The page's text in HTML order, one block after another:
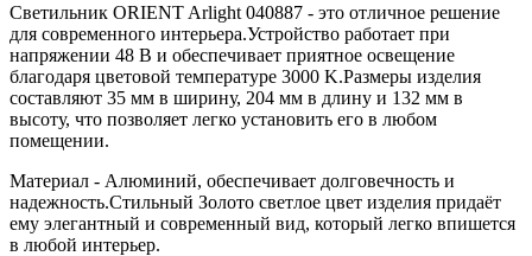
Светильник ORIENT Arlight 040887 - это отличное решение
для современного интерьера.Устройство работает при
напряжении 48 В и обеспечивает приятное освещение
благодаря цветовой температуре 3000 K.Размеры изделия
составляют 35 мм в ширину, 204 мм в длину и 132 мм в
высоту, что позволяет легко установить его в любом
помещении.
Материал - Алюминий, обеспечивает долговечность и
надежность.Стильный Золото светлое цвет изделия придаёт
ему элегантный и современный вид, который легко впишется
в любой интерьер.